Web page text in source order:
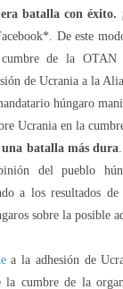
batalla con éxito.
De este
de la OTAN
de Ucrania a la
húngaro
Ucrania en la
una batalla más dura
del pueblo
a los resultados de
sobre la posible
a la adhesión de
cumbre de la